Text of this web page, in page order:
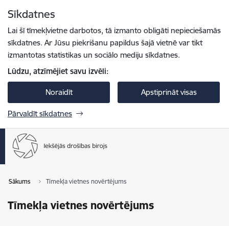
Sīkdatnes
Lai šī tīmekļvietne darbotos, tā izmanto obligāti nepieciešamās
sīkdatnes. Ar Jūsu piekrišanu papildus šajā vietnē var tikt
izmantotas statistikas un sociālo mediju sīkdatnes.
Lūdzu, atzīmējiet savu izvēli:
Noraidīt Apstiprināt visas
Pārvaldīt sīkdatnes
Sākums Tīmekļa vietnes novērtējums
Tīmekļa vietnes novērtējums